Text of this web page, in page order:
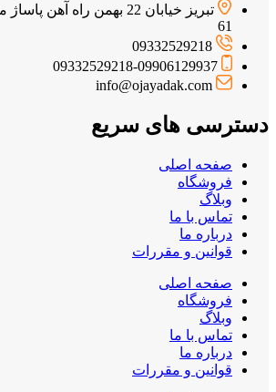
تبریز خیابان 22 بهمن راه
61
09332529218
09332529218-09906129937
info@ojayadak.com
دسترسی های سریع
صفحه اصلی
فروشگاه
وبلاگ
تماس با ما
درباره ما
قوانین و مقررات
صفحه اصلی
فروشگاه
وبلاگ
تماس با ما
درباره ما
قوانین و مقررات